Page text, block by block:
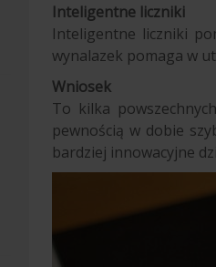
Inteligentne liczniki
Inteligentne liczniki
wynalazek pomaga w
Wniosek
To kilka
pewnością w dobie
bardziej innowacyjne